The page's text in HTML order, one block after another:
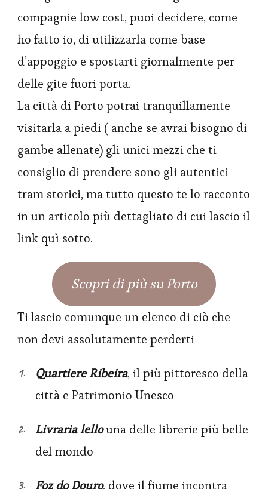
compagnie low cost, puoi decidere, come
ho fatto io, di utilizzarla come base
d’appoggio e spostarti giornalmente per
delle gite fuori porta.
La città di Porto potrai tranquillamente
visitarla a piedi ( anche se avrai bisogno di
gambe allenate) gli unici mezzi che ti
consiglio di prendere sono gli autentici
tram storici, ma tutto questo te lo racconto
in un articolo più dettagliato di cui lascio il
link quì sotto.
Scopri di più su Porto
Ti lascio comunque un elenco di ciò che
non devi assolutamente perderti
Quartiere Ribeira, il più pittoresco della
città e Patrimonio Unesco
Livraria lellouna delle librerie più belle
del mondo
Foz do Douro, dove il fiume incontra